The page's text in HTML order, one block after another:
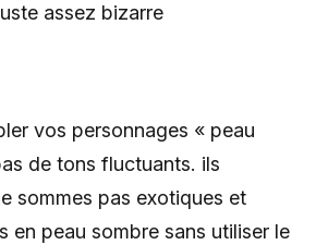
assez bizarre
vos personnages « peau
de tons fluctuants. ils
sommes pas exotiques et
peau sombre sans utiliser le